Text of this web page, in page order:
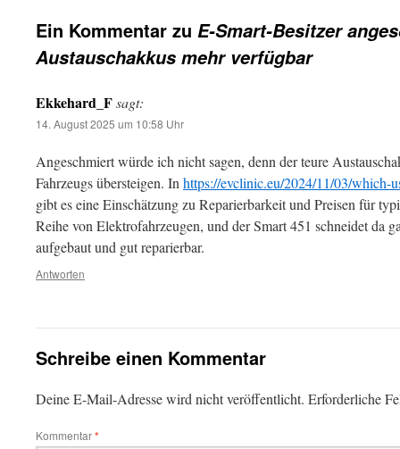
Ein Kommentar zu E-Smart-Besitzer
Austauschakkus mehr verfügbar
Ekkehard_Fsagt:
14. August 2025 um 10:58 Uhr
Angeschmiert würde ich nicht sagen, denn der teure
Fahrzeugs übersteigen. In https://evclinic.eu/2024/11/03/which-
gibt es eine Einschätzung zu Reparierbarkeit und Preisen für
Reihe von Elektrofahrzeugen, und der Smart 451 schneidet da
aufgebaut und gut reparierbar.
Antworten
Schreibe einen Kommentar
Deine E-Mail-Adresse wird nicht veröffentlicht. Erforderliche
Kommentar*